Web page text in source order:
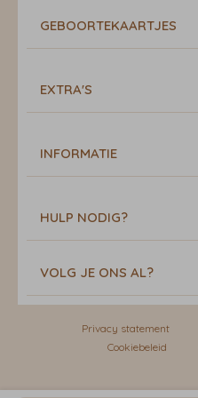
GEBOORTEKAARTJES
EXTRA'S
INFORMATIE
HULP NODIG?
VOLG JE ONS AL?
Privacy statement
Cookiebeleid